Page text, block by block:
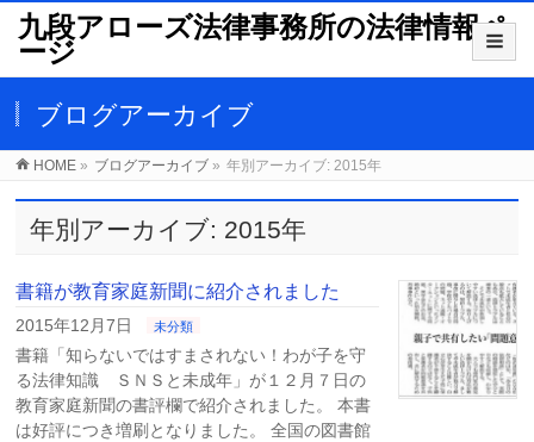
九段アローズ法律事務所の法律情報ペ
ージ
ブログアーカイブ
HOME » ブログアーカイブ » 年別アーカイブ: 2015年
年別アーカイブ: 2015年
書籍が教育家庭新聞に紹介されました
2015年12月7日 未分類
書籍「知らないではすまされない！わが子を守
る法律知識 ＳＮＳと未成年」が１２月７日の
教育家庭新聞の書評欄で紹介されました。 本書
は好評につき増刷となりました。 全国の図書館